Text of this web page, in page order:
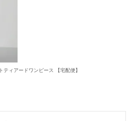
ティアードワンピース 【宅配便】